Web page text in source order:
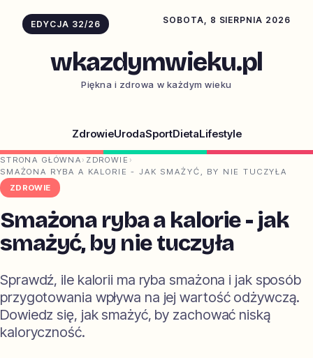
EDYCJA 32/26 SOBOTA, 8 SIERPNIA 2026
wkazdymwieku.pl
Piękna i zdrowa w każdym wieku
ZdrowieUrodaSportDietaLifestyle
STRONA GŁÓWNA › ZDROWIE ›
SMAŻONA RYBA A KALORIE - JAK SMAŻYĆ, BY NIE TUCZYŁA
ZDROWIE
Smażona ryba a kalorie - jak
smażyć, by nie tuczyła
Sprawdź, ile kalorii ma ryba smażona i jak sposób
przygotowania wpływa na jej wartość odżywczą.
Dowiedz się, jak smażyć, by zachować niską
kaloryczność.